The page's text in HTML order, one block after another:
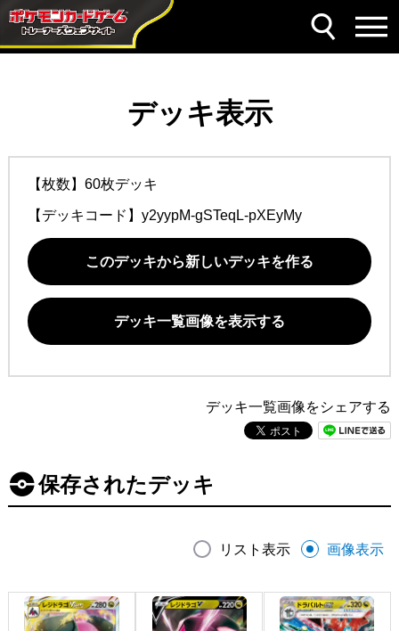
デッキ表示
【枚数】60枚デッキ
【デッキコード】 y2yypM-gSTeqL-pXEyMy
このデッキから新しいデッキを作る
デッキ一覧画像を表示する
デッキ一覧画像をシェアする
保存されたデッキ
リスト表示 画像表示